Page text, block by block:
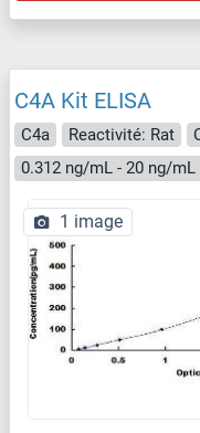
C4A Kit ELISA
C4a Reactivité: Rat
0.312 ng/mL - 20 ng/mL
1 image